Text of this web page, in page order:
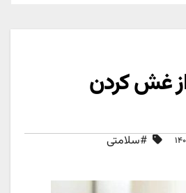
غش کردن
#سلامتی